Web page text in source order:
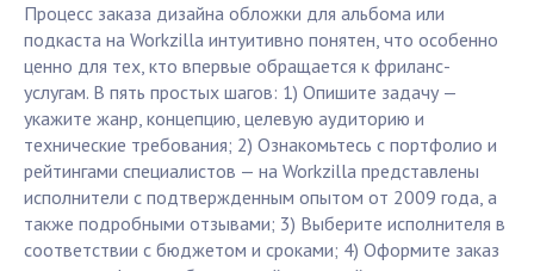
Процесс заказа дизайна обложки для альбома или
подкаста на Workzilla интуитивно понятен, что особенно
ценно для тех, кто впервые обращается к фриланс-
услугам. В пять простых шагов: 1) Опишите задачу —
укажите жанр, концепцию, целевую аудиторию и
технические требования; 2) Ознакомьтесь с портфолио и
рейтингами специалистов — на Workzilla представлены
исполнители с подтвержденным опытом от 2009 года, а
также подробными отзывами; 3) Выберите исполнителя в
соответствии с бюджетом и сроками; 4) Оформите заказ